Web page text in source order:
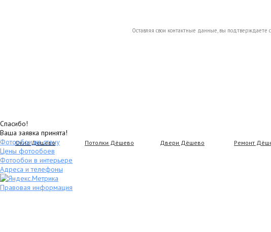
Оставляя свои контактные данные, вы подтверждаете
Спасибо!
Ваша заявка принята!
Окна Дёшево Потолки Дёшево Двери Дёшево Ремонт
Фотообои на стену
Цены фотообоев
Фотообои в интерьере
Адреса и телефоны
Правовая информация